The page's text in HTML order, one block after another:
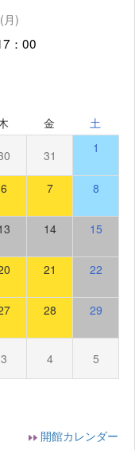
(月)
：00
金 土
31 1
6 7 8
14 15
21 22
28 29
3 4 5
開館カレンダー